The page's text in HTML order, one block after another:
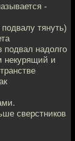
-
тянуть)
подвал надолго
некурящий и
сверстников